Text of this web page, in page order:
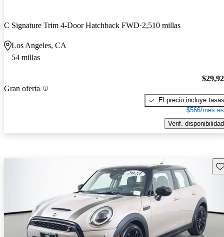
C Signature Trim 4-Door Hatchback FWD 2,510 millas
Los Angeles, CA
54 millas
Gran oferta
El precio incluye tasas
$566/mes
Verif. disponibilidad